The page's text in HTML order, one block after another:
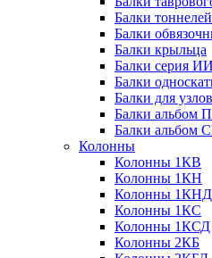
Балки тоннелей
Балки
Балки крыльца
Балки серия
Балки
Балки для
Балки альбом
Балки альбом
Колонны
Колонны 1КВ
Колонны 1КН
Колонны 1КНД
Колонны 1КС
Колонны 1КСД
Колонны 2КБ